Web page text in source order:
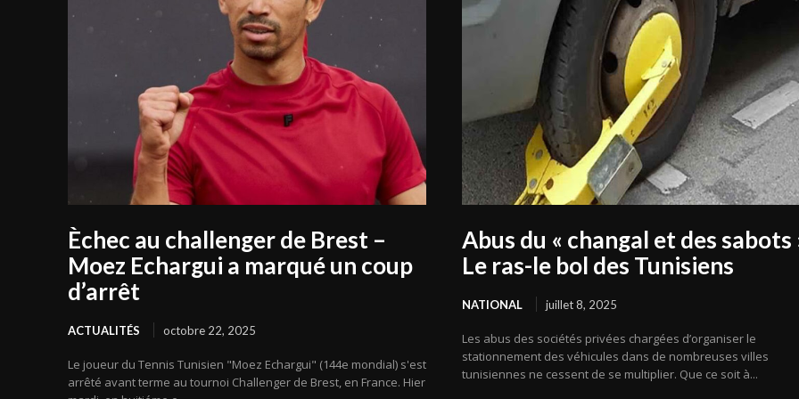
Èchec au challenger de Brest –
Moez Echargui a marqué un coup
d’arrêt
ACTUALITÉS octobre 22, 2025
Le joueur du Tennis Tunisien "Moez Echargui" (144e mondial) s'est
arrêté avant terme au tournoi Challenger de Brest, en France. Hier
Abus du « changal et des sabots
Le ras-le bol des Tunisiens
NATIONAL juillet 8, 2025
Les abus des sociétés privées chargées d’organiser le
stationnement des véhicules dans de nombreuses villes
tunisiennes ne cessent de se multiplier. Que ce soit à...